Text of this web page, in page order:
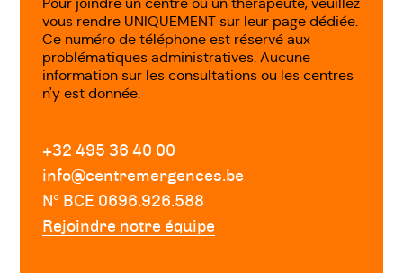
vous rendre UNIQUEMENT sur leur page dédiée.
Ce numéro de téléphone est réservé aux
problématiques administratives. Aucune
information sur les consultations ou les centres
n'y est donnée.
+32 495 36 40 00
info@centremergences.be
Nº BCE 0696.926.588
Rejoindre notre équipe